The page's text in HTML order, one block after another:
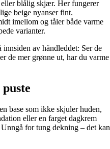
eller blålig skjær. Her fungerer
beige nyanser fint.
imellom og tåler både varme
varianter.
innsiden av håndleddet: Ser de
de mer grønne ut, har du varme
base som ikke skjuler huden,
eller en farget dagkrem
for tung dekning – det kan